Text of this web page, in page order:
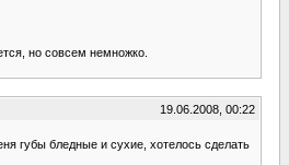
но совсем немножко.
19.06.2008, 00:22
губы бледные и сухие, хотелось сделать